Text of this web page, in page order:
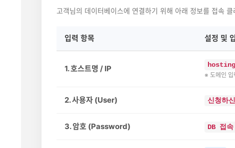
고객님의 데이터베이스에 연결하기 위해 아래 정보를 접속
입력 항목 설정 및
1. 호스트명 / IP
※ 도메인
2. 사용자 (User) 신청하
3. 암호 (Password) DB 접